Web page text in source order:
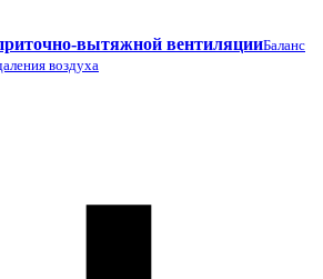
вытяжной вентиляцииБаланс
воздуха